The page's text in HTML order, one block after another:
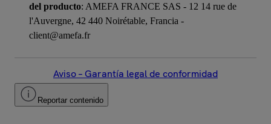
del producto: AMEFA FRANCE SAS - 12 14 rue de
l'Auvergne, 42 440 Noirétable, Francia -
client@amefa.fr
Aviso – Garantía legal de conformidad
Reportar contenido